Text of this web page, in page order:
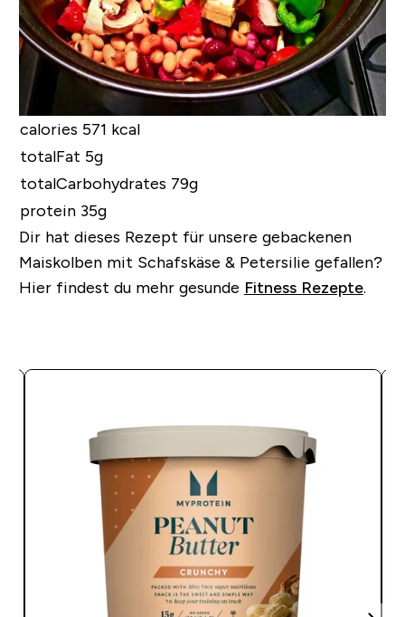
calories 571 kcal
totalFat 5g
totalCarbohydrates 79g
protein 35g
Dir hat dieses Rezept für unsere gebackenen
Maiskolben mit Schafskäse & Petersilie gefallen?
Hier findest du mehr gesunde Fitness Rezepte.